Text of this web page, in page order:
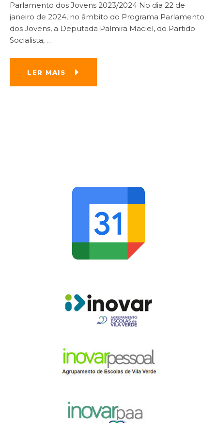
Parlamento dos Jovens 2023/2024 No dia 22 de
janeiro de 2024, no âmbito do Programa Parlamento
dos Jovens, a Deputada Palmira Maciel, do Partido
Socialista, …
LER MAIS